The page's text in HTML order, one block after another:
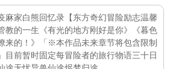
麻家白熊回忆录【东方奇幻冒险励志温馨
教的一生 《有光的地方刚好是你》
《暮色
来的！》「※本作品未来章节将包含限制
目前暂时固定每冒险者的旅行物语三十日